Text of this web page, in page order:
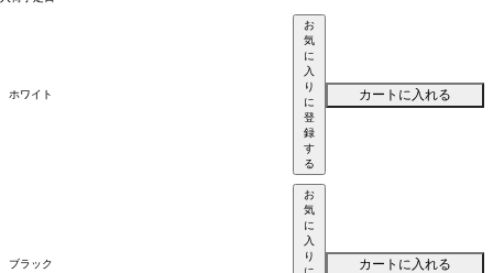
ホワイト
お
気
に
入
り
に
登
録
す
る
カートに入れる
ブラック
お
気
に
入
り
カートに入れる